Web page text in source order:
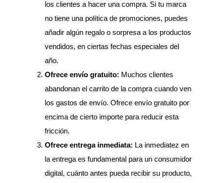
los clientes a hacer una compra. Si tu marca
no tiene una política de promociones, puedes
añadir algún regalo o sorpresa a los productos
vendidos, en ciertas fechas especiales del
año.
Ofrece envío gratuito: Muchos clientes
abandonan el carrito de la compra cuando ven
los gastos de envío. Ofrece envío gratuito por
encima de cierto importe para reducir esta
fricción.
Ofrece entrega inmediata: La inmediatez en
la entrega es fundamental para un consumidor
digital, cuánto antes pueda recibir su producto,